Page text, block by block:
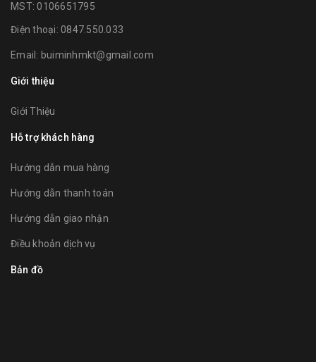
MST: 0106651795
Điện thoại: 0847.550.033
Email: buiminhmkt@gmail.com
Giới thiệu
Giới Thiệu
Hỗ trợ khách hàng
Hướng dẫn mua hàng
Hướng dẫn thanh toán
Hướng dẫn giao nhận
Điều khoản dịch vụ
Bản đồ